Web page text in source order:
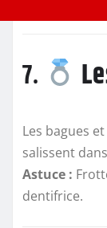
7.
Les bagues
salissent
Astuce :
dentifrice.